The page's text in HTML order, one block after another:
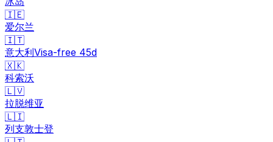
🇮🇪
爱尔兰
🇮🇹
意大利Visa-free 45d
🇽🇰
科索沃
🇱🇻
拉脱维亚
🇱🇮
列支敦士登